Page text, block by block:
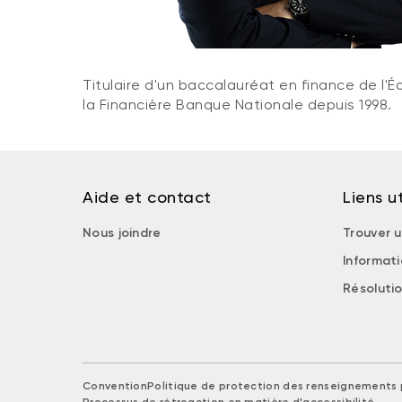
Titulaire d'un baccalauréat en finance de
la Financière Banque Nationale depuis 1998.
Aide et contact
Nous joindre
Liens
Trouver
ConventionPolitique de protection des renseignements